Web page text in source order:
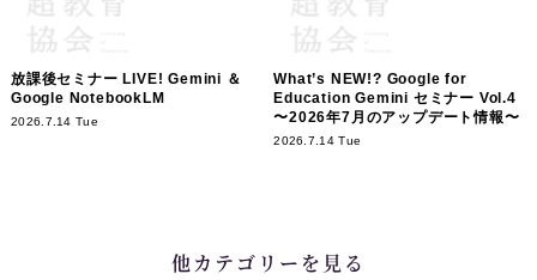
放課後セミナー LIVE! Gemini ＆
Google NotebookLM
2026.7.14 Tue
What’s NEW!? Google for
Education Gemini セミナー Vol.4
〜2026年7月のアップデート情報〜
2026.7.14 Tue
他カテゴリーを見る